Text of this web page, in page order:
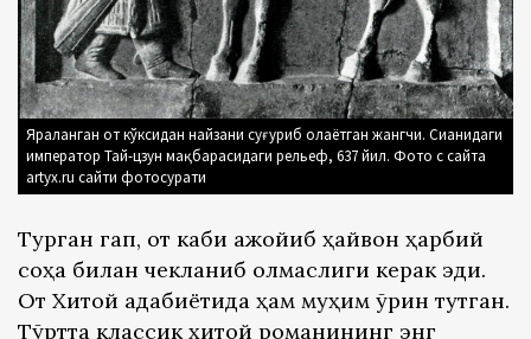
Яраланган от кўксидан найзани суғуриб олаётган жангчи. Сианидаги
император Тай-цзун мақбарасидаги рельеф, 637 йил. Фото с сайта
artyx.ru сайти фотосурати
Турган гап, от каби ажойиб ҳайвон ҳарбий
соҳа билан чекланиб қолмаслиги керак эди.
От Хитой адабиётида ҳам муҳим ўрин тутган.
Тўртта классик хитой романининг энг